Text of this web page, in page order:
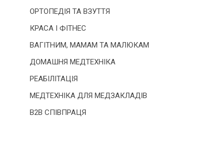
ОРТОПЕДІЯ ТА ВЗУТТЯ
КРАСА І ФІТНЕС
ВАГІТНИМ, МАМАМ ТА МАЛЮКАМ
ДОМАШНЯ МЕДТЕХНІКА
РЕАБІЛІТАЦІЯ
МЕДТЕХНІКА ДЛЯ МЕДЗАКЛАДІВ
B2B СПІВПРАЦЯ